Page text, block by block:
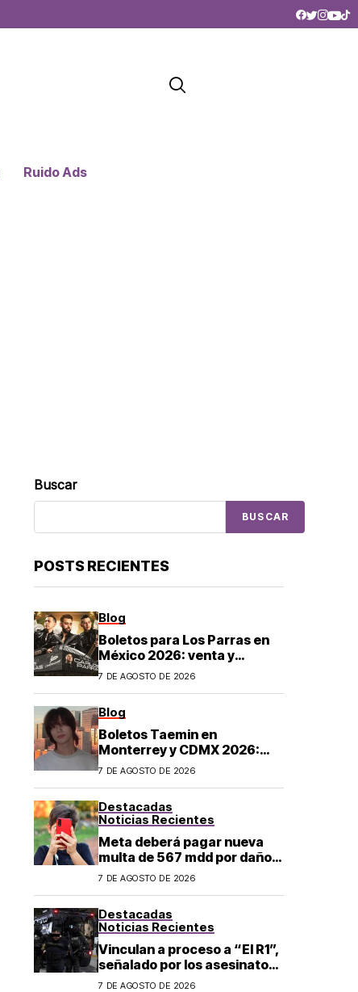
Ruido Ads
Buscar
BUSCAR
POSTS RECIENTES
Blog
Boletos para Los Parras en
México 2026: venta y
precios
7 DE AGOSTO DE 2026
Blog
Boletos Taemin en
Monterrey y CDMX 2026:
¿dónde comprar?
7 DE AGOSTO DE 2026
Destacadas
Noticias Recientes
Meta deberá pagar nueva
multa de 567 mdd por daños
a menores
7 DE AGOSTO DE 2026
Destacadas
Noticias Recientes
Vinculan a proceso a “El R1”,
señalado por los asesinatos
de Carlos Manzo y Valeria
7 DE AGOSTO DE 2026